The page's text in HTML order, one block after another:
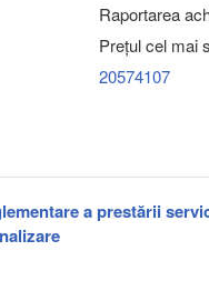
Raportarea
Preţul cel mai
20574107
a prestării